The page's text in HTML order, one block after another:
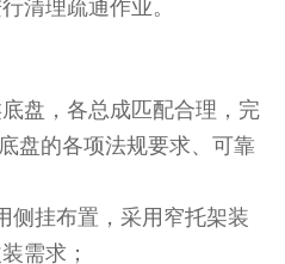
清理疏通作业。
盘，各总成匹配合理，完
盘的各项法规要求、可靠
侧挂布置，采用窄托架装
需求；